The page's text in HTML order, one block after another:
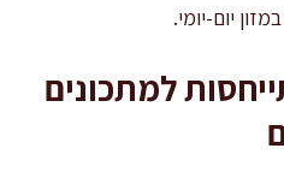
יום-יומי.
למתכונים